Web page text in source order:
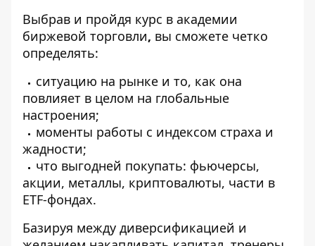
Выбрав и пройдя курс в академии
биржевой торговли, вы сможете четко
определять:
ситуацию на рынке и то, как она
повлияет в целом на глобальные
настроения;
моменты работы с индексом страха и
жадности;
что выгодней покупать: фьючерсы,
акции, металлы, криптовалюты, части в
ETF-фондах.
Базируя между диверсификацией и